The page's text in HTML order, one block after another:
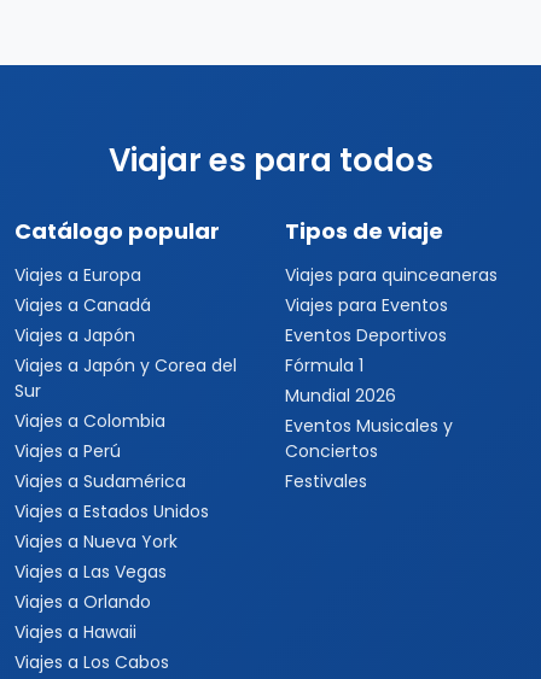
Viajar es para todos
Catálogo popular
Viajes a Europa
Viajes a Canadá
Viajes a Japón
Viajes a Japón y Corea del
Sur
Viajes a Colombia
Viajes a Perú
Viajes a Sudamérica
Viajes a Estados Unidos
Viajes a Nueva York
Viajes a Las Vegas
Viajes a Orlando
Viajes a Hawaii
Viajes a Los Cabos
Tipos de viaje
Viajes para quinceaneras
Viajes para Eventos
Eventos Deportivos
Fórmula 1
Mundial 2026
Eventos Musicales y
Conciertos
Festivales